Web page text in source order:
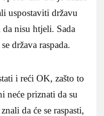
uspostaviti državu
nisu htjeli. Sada
država raspada.
i reći OK, zašto to
neće priznati da su
da će se raspasti,